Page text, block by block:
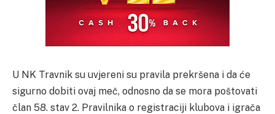
U NK Travnik su uvjereni su pravila prekršena i da će
sigurno dobiti ovaj meč, odnosno da se mora poštovati
član 58. stav 2. Pravilnika o registraciji klubova i igrača